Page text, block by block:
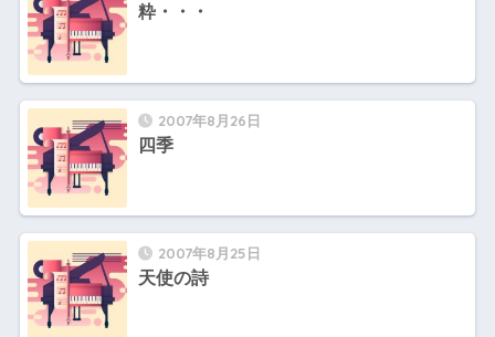
粋・・・
2007年8月26日
四季
2007年8月25日
天使の詩